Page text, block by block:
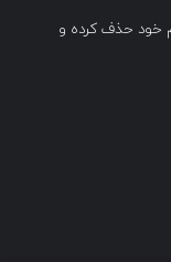
خود حذف کرده و